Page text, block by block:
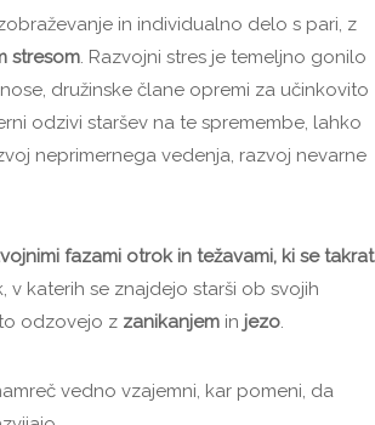
in individualno delo s pari, z
stresom. Razvojni stres je temeljno gonilo
družinske člane opremi za učinkovito
odzivi staršev na te spremembe, lahko
neprimernega vedenja, razvoj nevarne
fazami otrok in težavami, ki se takrat
v katerih se znajdejo starši ob svojih
odzovejo z zanikanjem in jezo.
vedno vzajemni, kar pomeni, da